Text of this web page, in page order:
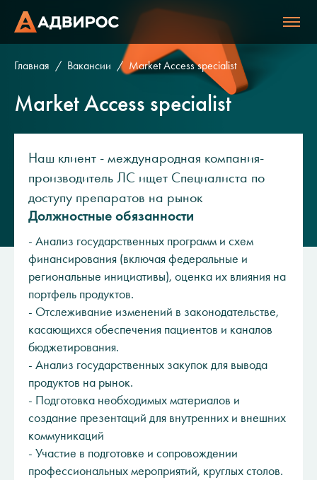
Главная Вакансии Market Access specialist
Market Access specialist
Наш клиент - международная компания-
производитель ЛС ищет Специалиста по
доступу препаратов на рынок
Должностные обязанности
- Анализ государственных программ и схем
финансирования (включая федеральные и
региональные инициативы), оценка их влияния на
портфель продуктов.
- Отслеживание изменений в законодательстве,
касающихся обеспечения пациентов и каналов
бюджетирования.
- Анализ государственных закупок для вывода
продуктов на рынок.
- Подготовка необходимых материалов и
создание презентаций для внутренних и внешних
коммуникаций
- Участие в подготовке и сопровождении
профессиональных мероприятий, круглых столов.